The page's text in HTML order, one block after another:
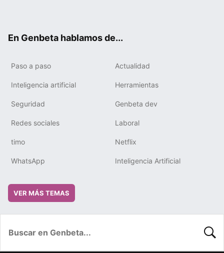
En Genbeta hablamos de...
Paso a paso Actualidad
Inteligencia artificial Herramientas
Seguridad Genbeta dev
Redes sociales Laboral
timo Netflix
WhatsApp Inteligencia Artificial
VER MÁS TEMAS